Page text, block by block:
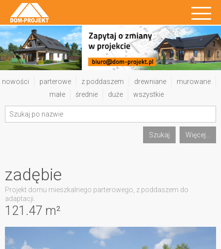
nowości parterowe z poddaszem drewniane
murowane
małe
średnie duże wszystkie
Szukaj Więcej...
121.47 m²
zadębie
Projekt domu mieszkalnego parterowego, z poddaszem do
adaptacji.